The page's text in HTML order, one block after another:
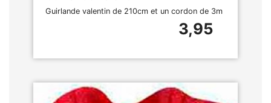
Guirlande valentin de 210cm et un cordon de 3m
3,95